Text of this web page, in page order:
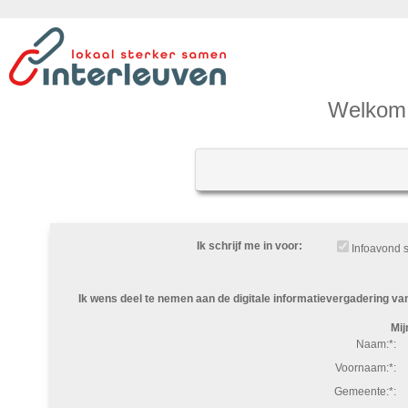
Ik schrijf me in voor: Infoavond
Ik wens deel te nemen aan de digitale informatievergadering
Naam:*:
Voornaam:*:
Gemeente:*: